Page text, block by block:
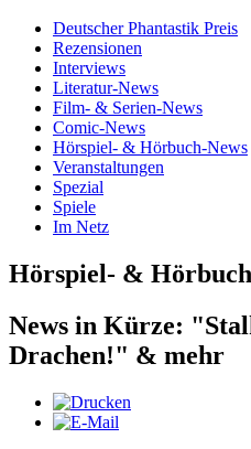
Deutscher Phantastik Preis
Rezensionen
Interviews
Literatur-News
Film- & Serien-News
Comic-News
Hörspiel- & Hörbuch-News
Veranstaltungen
Spezial
Spiele
Im Netz
Hörspiel- &
News in Kürze:
Drachen!" & mehr